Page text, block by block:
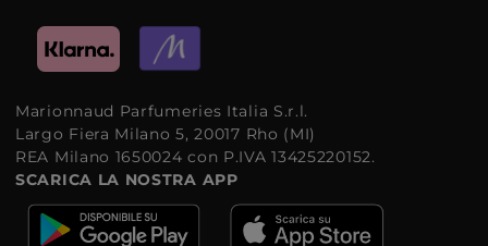
Marionnaud Parfumeries Italia S.r.l.
Largo Fiera Milano 5, 20017 Rho (MI)
REA Milano 1650024 con P.IVA 13425220152.
SCARICA LA NOSTRA APP